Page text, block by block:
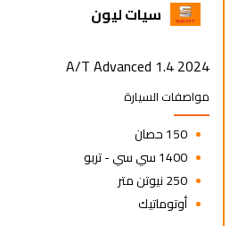
سيات ليون
2024 1.4 A/T Advanced
مواصفات السيارة
150 حصان
1400 سي سي - تربو
250 نيوتن متر
أوتوماتيك